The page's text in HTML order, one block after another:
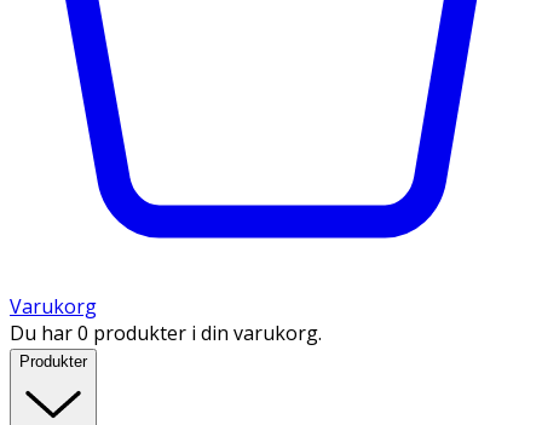
Varukorg
Du har 0 produkter i din varukorg.
Produkter